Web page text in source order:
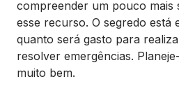
compreender um pouco
esse recurso. O segredo está
quanto será gasto para
resolver emergências.
muito bem.